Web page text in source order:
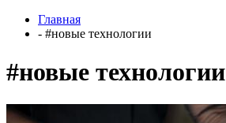
Главная
- #новые технологии
#новые технологии